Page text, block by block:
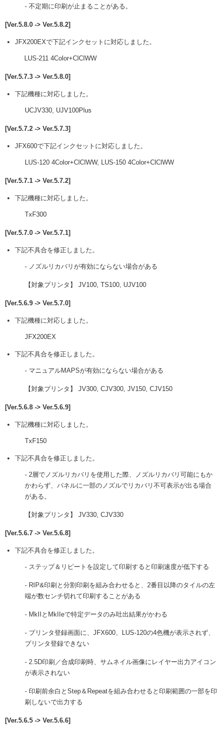
- 不定期に印刷が止まることがある。
[Ver.5.8.0 -> Ver.5.8.2]
JFX200EXで下記インクセットに対応しました。
LUS-211 4Color+ClClWW
[Ver.5.7.3 -> Ver.5.8.0]
下記機種に対応しました。
UCJV330, UJV100Plus
[Ver.5.7.2 -> Ver.5.7.3]
JFX600で下記インクセットに対応しました。
LUS-120 4Color+ClClWW, LUS-150 4Color+ClClWW
[Ver.5.7.1 -> Ver.5.7.2]
下記機種に対応しました。
TxF300
[Ver.5.7.0 -> Ver.5.7.1]
下記不具合を修正しました。
- ノズルリカバリが有効にならない場合がある
【対象プリンタ】 JV100, TS100, UJV100
[Ver.5.6.9 -> Ver.5.7.0]
下記機種に対応しました。
JFX200EX
下記不具合を修正しました。
- マニュアルMAPSが有効にならない場合がある
【対象プリンタ】 JV300, CJV300, JV150, CJV150
[Ver.5.6.8 -> Ver.5.6.9]
下記機種に対応しました。
TxF150
下記不具合を修正しました。
- 2層でノズルリカバリを使用した際、ノズルリカバリ可能にもか
かわらず、パネルに一部のノズルでリカバリ不可表示が出る場合
がある。
【対象プリンタ】 JV330, CJV330
[Ver.5.6.7 -> Ver.5.6.8]
下記不具合を修正しました。
- ステップ＆リピートを設定して印刷すると印刷速度が低下する
- RIP&印刷と分割印刷を組み合わせると、2番目以降のタイルの左
端が数センチ切れて印刷することがある
- MkIIとMkIIeで特定データのみ吐出結果がかわる
- プリンタ登録画面に、JFX600、LUS-120の4色機が表示されず、
プリンタ登録できない
- 2.5D印刷／合成印刷時、サムネイル画像にレイヤー出力アイコン
が表示されない
- 印刷前余白とStep＆Repeatを組み合わせると印刷範囲の一部を印
刷しないで出力する
[Ver.5.6.5 -> Ver.5.6.6]